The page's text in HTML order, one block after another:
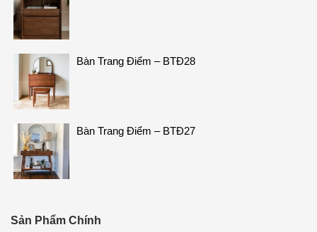
Bàn Trang Điểm – BTĐ28
Bàn Trang Điểm – BTĐ27
Sản Phẩm Chính